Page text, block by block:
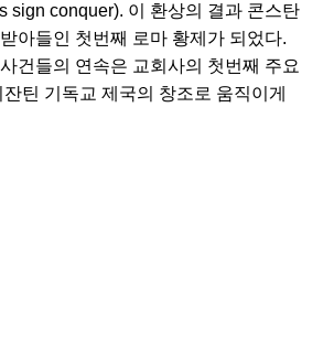
sign conquer). 이 환상의 결과 콘스탄
아들인 첫번째 로마 황제가 되었다.
건들의 연속은 교회사의 첫번째 주요
틴 기독교 제국의 창조로 움직이게